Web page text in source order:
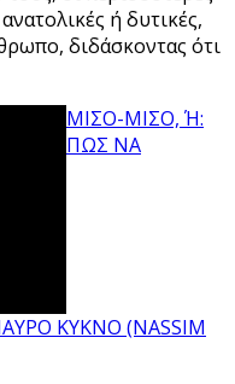
ή δυτικές,
διδάσκοντας ότι
ΜΙΣΟ-ΜΙΣΟ, Ή:
ΠΩΣ ΝΑ
ΚΥΚΝΟ (NASSIM